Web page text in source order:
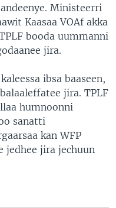
Ministeerri
Kaasaa VOAf akka
booda uummanni
jira.
ibsa baaseen,
jira. TPLF
humnoonni
sanatti
kan WFP
jedhee jira jechuun